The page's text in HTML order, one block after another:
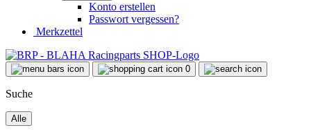
Konto erstellen
Passwort vergessen?
Merkzettel
0
Suche
Alle